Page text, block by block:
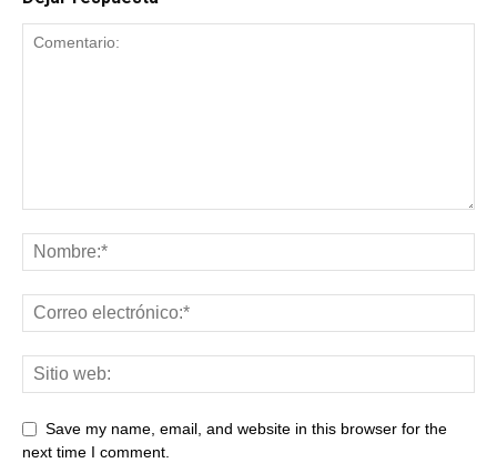
Save my name, email, and website in this browser for the
next time I comment.